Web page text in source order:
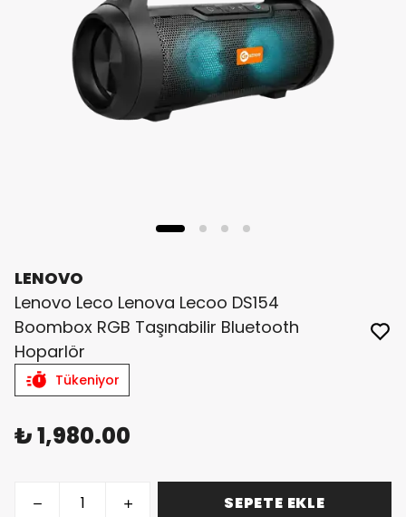
LENOVO
Lenovo Leco Lenova Lecoo DS154
Boombox RGB Taşınabilir Bluetooth
Hoparlör
Tükeniyor
₺ 1,980.00
SEPETE EKLE